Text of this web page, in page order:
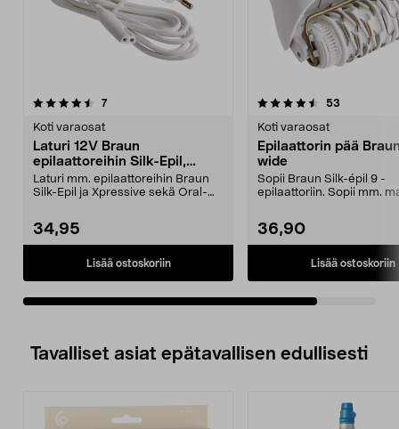
7arvostelut
Koti varaosat
Laturi 12V Braun
epilaattoreihin Silk-Epil,
Xpressive
Laturi mm. epilaattoreihin Braun
Silk-Epil ja Xpressive sekä Oral-
34,95
Lisää ostoskoriin
4.5viidestä
53
Koti varaosat
Epilaattorin pää
wide
Sopii Braun Silk-épil 9 -
epilaattoriin. Sopii mm.
36,90
Lisää ostoskoriin
Tavalliset asiat epätavallisen edullisesti